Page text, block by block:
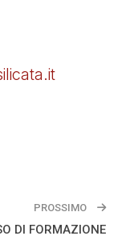
PROSSIMO
DI FORMAZIONE